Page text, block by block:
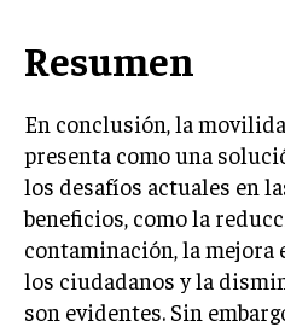
Resumen
En conclusión, la
presenta como una
los desafíos actuales en
beneficios, como la
contaminación, la mejora
los ciudadanos y la
son evidentes. Sin